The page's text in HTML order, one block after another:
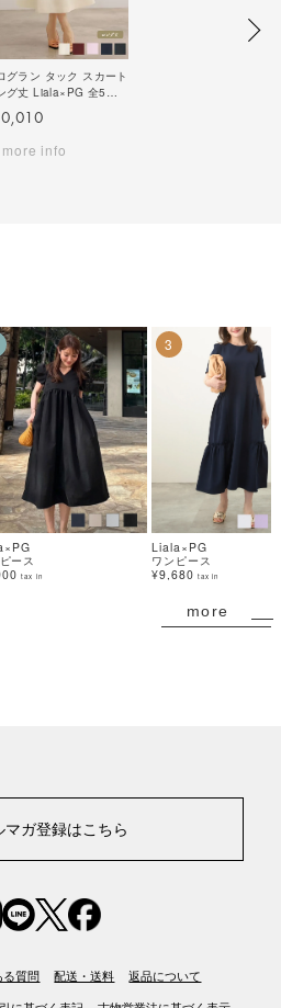
グラン タック スカート
グ丈 Liala×PG 全5色
more info
ース
tax in
3
Liala×PG
ワンピース
¥9,680 tax in
more
マガ登録はこちら
る質問 配送・送料 返品について